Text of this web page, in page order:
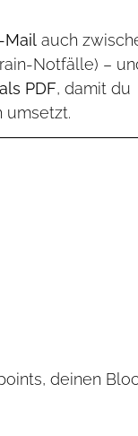
Mail auch
Notfälle) –
PDF, damit du
umsetzt.
deinen